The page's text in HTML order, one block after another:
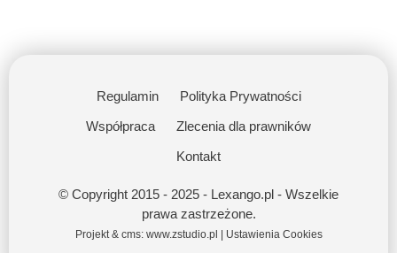
Regulamin
Polityka Prywatności
Współpraca
Zlecenia dla prawników
Kontakt
© Copyright 2015 - 2025 - Lexango.pl - Wszelkie
prawa zastrzeżone.
Projekt & cms: www.zstudio.pl Ustawienia Cookies